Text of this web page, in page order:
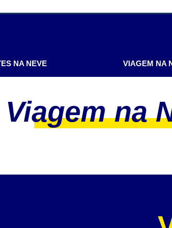
NA NEVE VIAGEM NA
Viagem na